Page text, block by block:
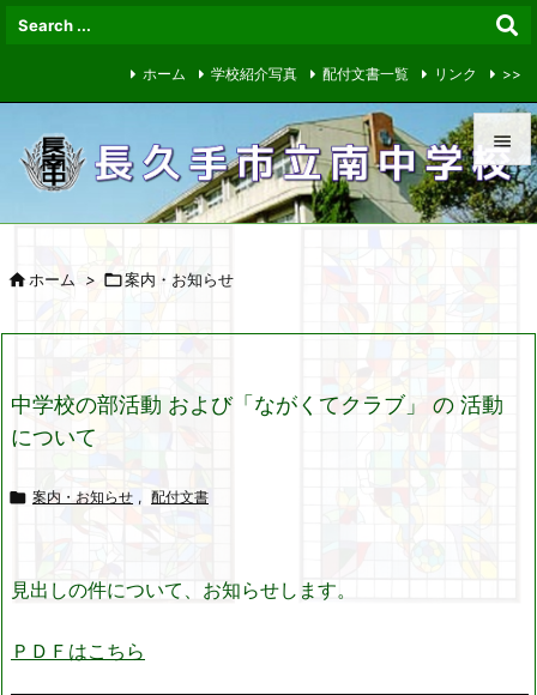


メニュ
次へ
ホーム 学校紹介写真 配付文書一覧 リンク >>
ホーム > 案内・お知らせ
中学校の部活動 および「ながくてクラブ」 の 活動
について
 案内・お知らせ , 配付文書
見出しの件について、お知らせします。
ＰＤＦはこちら